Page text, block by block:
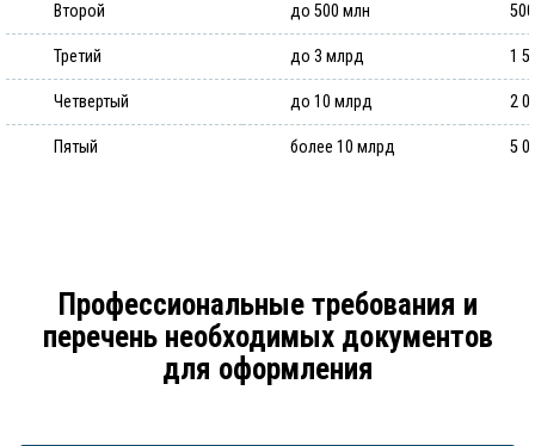
Второй до 500 млн
Третий до 3 млрд 1
Четвертый до 10 млрд 2
Пятый более 10 млрд 5
Профессиональные требования и
перечень необходимых документов
для оформления